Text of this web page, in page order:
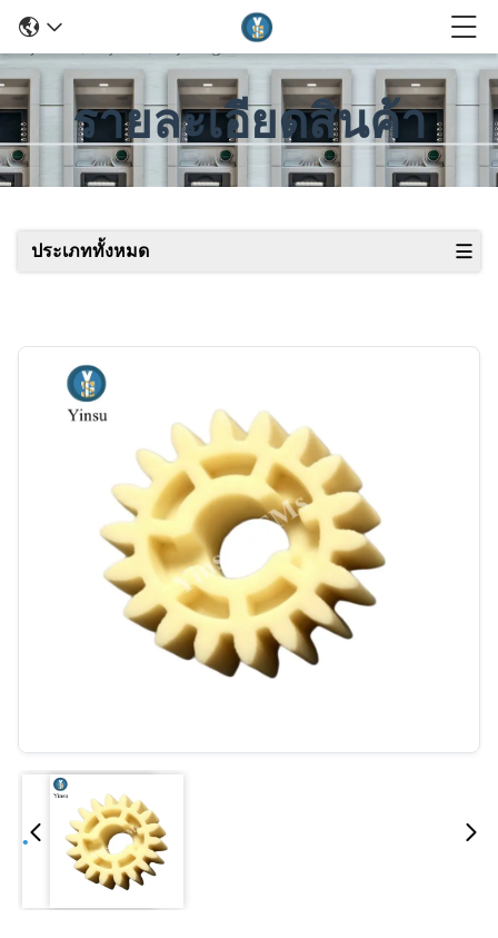
รายละเอียดสินค้า
ประเภททั้งหมด